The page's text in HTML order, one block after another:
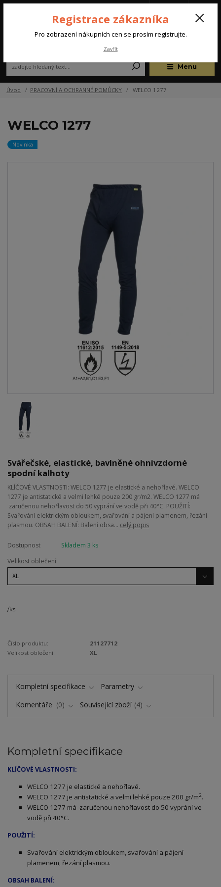
Menu
(Po-Pá, 07:00-15:30 hod.)
Úvod PRACOVNÍ A OCHRANNÉ POMŮCKY WELCO 1277
WELCO 1277
Novinka
Svářečské, elastické, bavlněné ohnivzdorné
spodní kalhoty
KLÍČOVÉ VLASTNOSTI: WELCO 1277 je elastické a nehořlavé. WELCO
1277 je antistatické a velmi lehké pouze 200 gr/m2. WELCO 1277 má
zaručenou nehořlavost do 50 vyprání ve vodě při 40°C. POUŽITÍ:
Svařování elektrickým obloukem, svařování a pájení plamenem, řezání
plasmou. OBSAH BALENÍ: Balení obsa... celý popis
Dostupnost
Skladem 3 ks
Velikost oblečení
/ks
Číslo produktu:
21127712
Velikost oblečení:
XL
Kompletní specifikace
Parametry
Komentáře
0 Související zboží 4
Kompletní specifikace
KLÍČOVÉ VLASTNOSTI:
WELCO 1277 je elastické a nehořlavé.
WELCO 1277 je antistatické a velmi lehké pouze 200 gr/m2.
WELCO 1277 má zaručenou nehořlavost do 50 vyprání ve
vodě při 40°C.
POUŽITÍ:
Svařování elektrickým obloukem, svařování a pájení
plamenem, řezání plasmou.
OBSAH BALENÍ:
Registrace zákazníka
Pro zobrazení nákupních cen se prosím registrujte.
Zavřít